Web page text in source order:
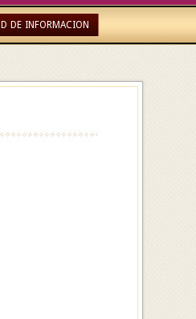
DE INFORMACION